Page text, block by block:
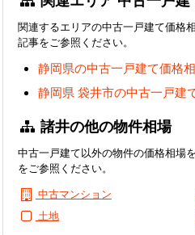
関連するエリアの中古一戸建て価格
記事をご参照ください。
静岡県の中古一戸建て価格
静岡県 袋井市の中古一戸建
諸井の他の物件相場
中古一戸建て以外の物件の価格相場
をご参照ください。
中古マンション
土地